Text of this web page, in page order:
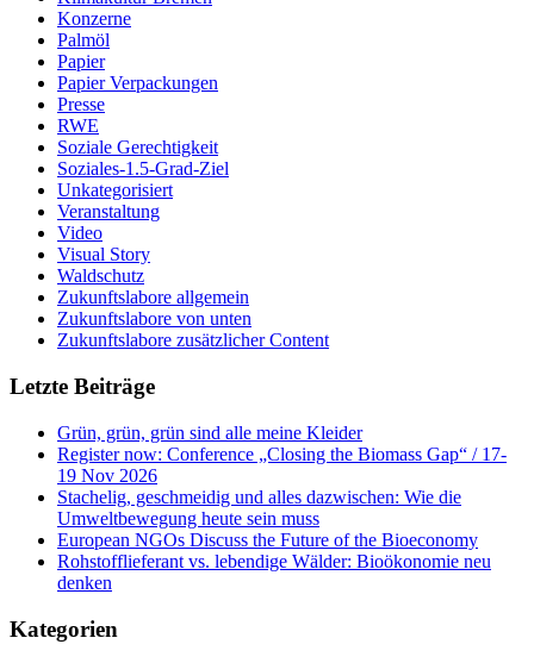
Konzerne
Palmöl
Papier
Papier Verpackungen
Presse
RWE
Soziale Gerechtigkeit
Soziales-1.5-Grad-Ziel
Unkategorisiert
Veranstaltung
Video
Visual Story
Waldschutz
Zukunftslabore allgemein
Zukunftslabore von unten
Zukunftslabore zusätzlicher Content
Letzte Beiträge
Grün, grün, grün sind alle meine Kleider
Register now: Conference „Closing the Biomass Gap“ / 17-
19 Nov 2026
Stachelig, geschmeidig und alles dazwischen: Wie die
Umweltbewegung heute sein muss
European NGOs Discuss the Future of the Bioeconomy
Rohstofflieferant vs. lebendige Wälder: Bioökonomie neu
denken
Kategorien